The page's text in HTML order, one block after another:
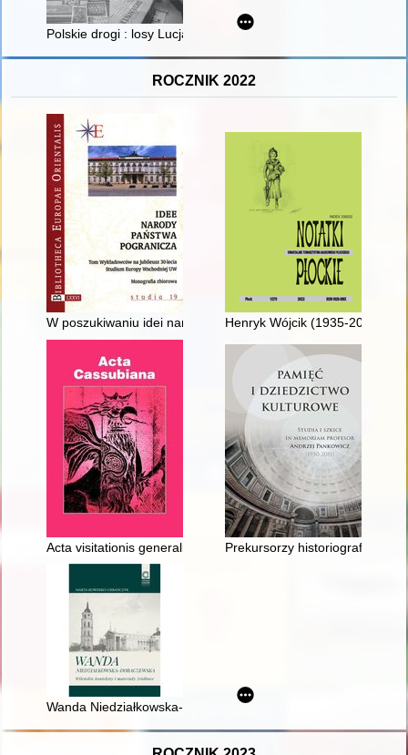
Polskie drogi : losy Lucjana Batorowicza podczas II wojny
ROCZNIK 2022
W poszukiwaniu idei narodowej : "Krajowość" początku XX
Henryk Wójcik (1935-2021)
Acta visitationis generalis Ecclesiarum Episcopatus
Prekursorzy historiografii
Wanda Niedziałkowska-Dobaczewska : wileńskie konteksty i